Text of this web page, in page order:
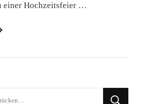
einer Hochzeitsfeier …